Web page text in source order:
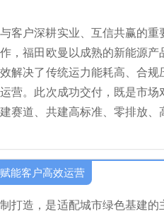
客户深耕实业、互信共赢的重
，福田欧曼以成熟的新能源产
解决了传统运力能耗高、合规
营。此次成功交付，既是市场
赛道、共建高标准、零排放、
能客户高效运营
打造，是适配城市绿色基建的